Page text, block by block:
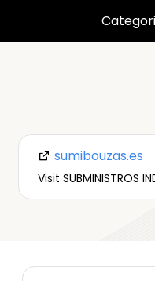
sumibouzas.es
Visit SUBMINISTROS